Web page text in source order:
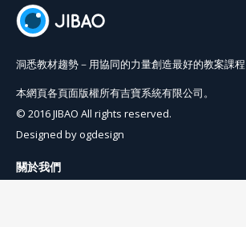
洞悉教材趨勢－用協同的力量創造最好的教案課程
本網頁各頁面版權所有吉寶系統有限公司。
© 2016 JIBAO All rights reserved.
Designed byogdesign
關於我們